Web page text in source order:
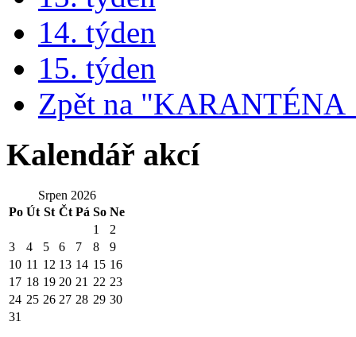
14. týden
15. týden
Zpět na
Kalendář akcí
Srpen 2026
Po Út St Čt Pá So Ne
1
2
3
4 5 6 7 8
9
10 11 12 13 14 15 16
17 18 19 20 21 22 23
24 25 26 27 28 29 30
31